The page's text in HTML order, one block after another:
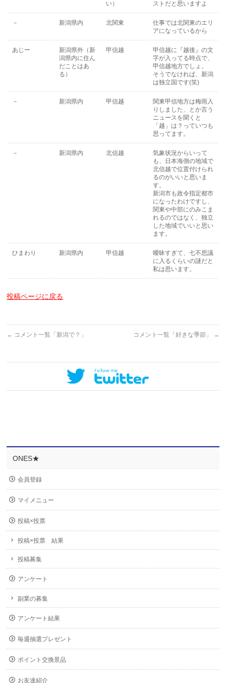
い）
ストだと思いますよ
－ 新潟県内 北関東
仕事では北関東のエリ
アになっているから
あじー
新潟県外（新
潟県内に住ん
だことはあ
る）
甲信越
甲信越に『越後』の文
字が入ってる時点で、
甲信越地方でしょ。
そうでなければ、新潟
は独立国です(笑)
－ 新潟県内 甲信越
関東甲信地方は梅雨入
りしました、とか言う
ニュースを聞くと
「越」は？っていつも
思ってます。
－ 新潟県内 北信越
気象状況からいって
も、日本海側の地域で
北信越で位置付けられ
るのがいいと思いま
す。
新潟市も政令指定都市
になったわけですし、
関東や中部にのみこま
れるのではなく、独立
した地域でいいと思い
ます。
ひまわり 新潟県内 甲信越
曖昧すぎて、七不思議
に入るくらいの謎だと
私は思います。
投稿ページに戻る
← コメント一覧「新潟で？」 コメント一覧「好きな季節」 →
ONES★
会員登録
マイメニュー
投稿×投票
投稿×投票 結果
投稿募集
アンケート
副業の募集
アンケート結果
毎週抽選プレゼント
ポイント交換景品
お友達紹介